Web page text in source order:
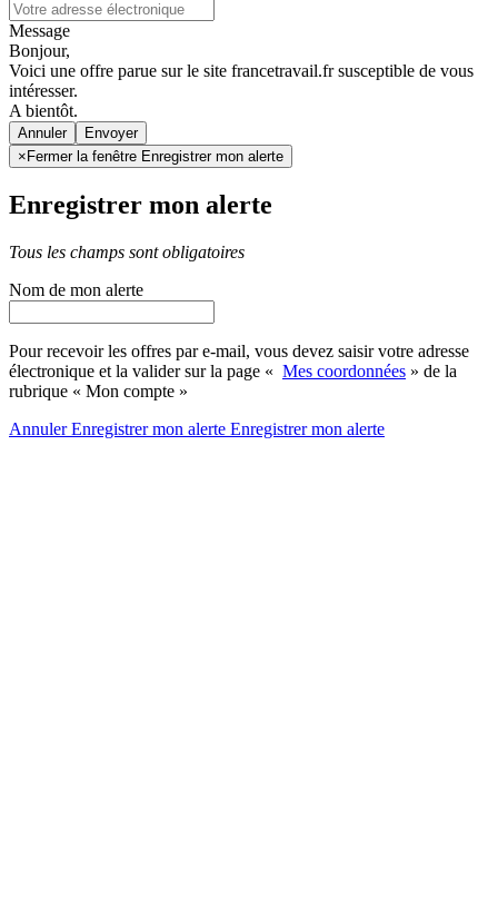
Message
Bonjour,
Voici une offre parue sur le site francetravail.fr susceptible de vous
intéresser.
A bientôt.
Annuler
× Fermer la fenêtre Enregistrer mon alerte
Enregistrer mon alerte
Tous les champs sont obligatoires
Nom de mon alerte
Pour recevoir les offres par e-mail, vous devez saisir votre adresse
électronique et la valider sur la page « Mes coordonnées » de la
rubrique « Mon compte »
AnnulerEnregistrer mon alerte Enregistrermon alerte